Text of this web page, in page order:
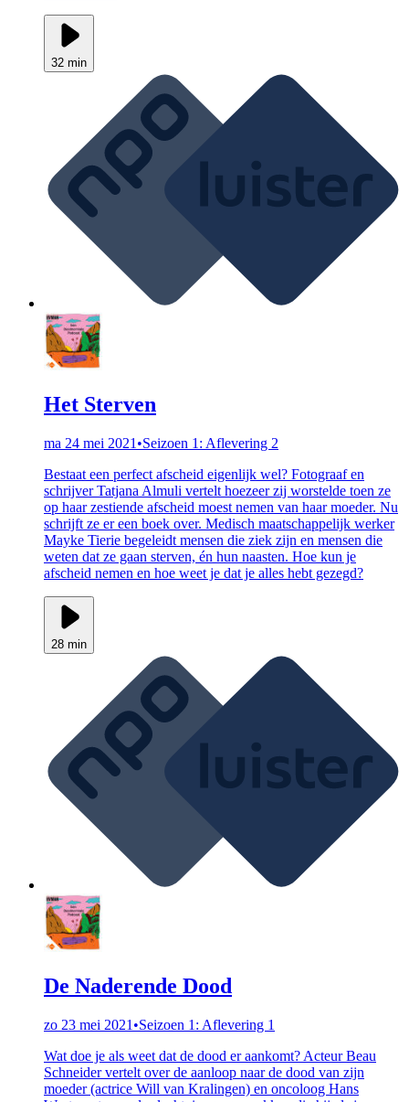
32 min
Het Sterven
ma 24 mei 2021 •Seizoen 1: Aflevering 2
Bestaat een perfect afscheid eigenlijk wel? Fotograaf en
schrijver Tatjana Almuli vertelt hoezeer zij worstelde toen ze
op haar zestiende afscheid moest nemen van haar moeder. Nu
schrijft ze er een boek over. Medisch maatschappelijk werker
Mayke Tierie begeleidt mensen die ziek zijn en mensen die
weten dat ze gaan sterven, én hun naasten. Hoe kun je
afscheid nemen en hoe weet je dat je alles hebt gezegd?
28 min
De Naderende Dood
zo 23 mei 2021 •Seizoen 1: Aflevering 1
Wat doe je als weet dat de dood er aankomt? Acteur Beau
Schneider vertelt over de aanloop naar de dood van zijn
moeder (actrice Will van Kralingen) en oncoloog Hans